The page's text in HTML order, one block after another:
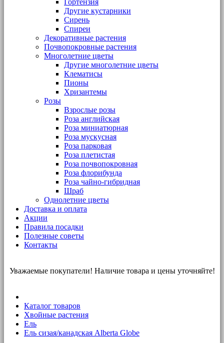
Гортензия
Другие кустарники
Сирень
Спиреи
Декоративные растения
Почвопокровные растения
Многолетние цветы
Другие многолетние цветы
Клематисы
Пионы
Хризантемы
Розы
Взрослые розы
Роза английская
Роза миниатюрная
Роза мускусная
Роза парковая
Роза плетистая
Роза почвопокровная
Роза флорибунда
Роза чайно-гибридная
Шраб
Однолетние цветы
Доставка и оплата
Акции
Правила посадки
Полезные советы
Контакты
Уважаемые покупатели! Наличие товара и цены уточняйте!
Каталог товаров
Хвойные растения
Ель
Ель сизая/канадская Alberta Globe